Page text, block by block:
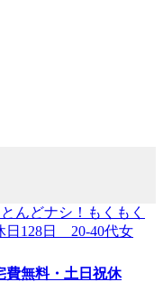
費無料・土日祝休